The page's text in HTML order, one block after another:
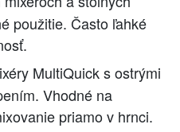
použitie. Často ľahké
MultiQuick s ostrými
Vhodné na
priamo v hrnci.